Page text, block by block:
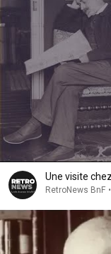
Une visite
RetroNews BnF •